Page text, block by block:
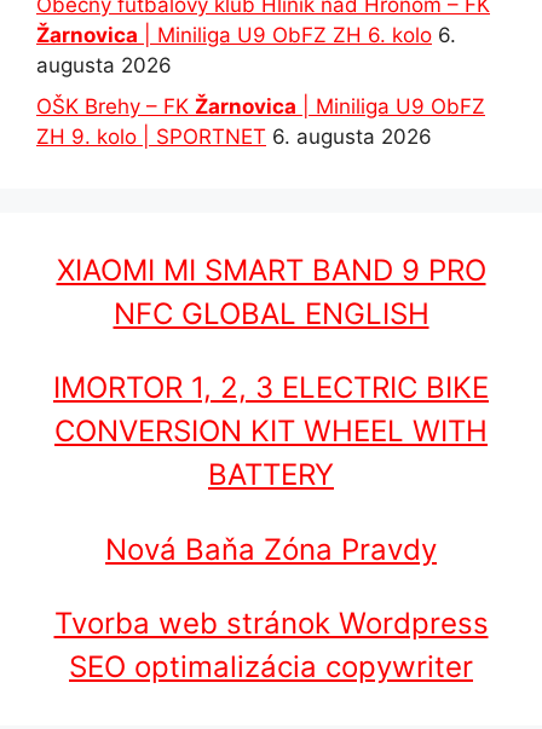
Obecný futbalový klub Hliník nad Hronom – FK
Žarnovica | Miniliga U9 ObFZ ZH 6. kolo 6.
augusta 2026
OŠK Brehy – FK Žarnovica | Miniliga U9 ObFZ
ZH 9. kolo | SPORTNET 6. augusta 2026
XIAOMI MI SMART BAND 9 PRO
NFC GLOBAL ENGLISH
IMORTOR 1, 2, 3 ELECTRIC BIKE
CONVERSION KIT WHEEL WITH
BATTERY
Nová Baňa Zóna Pravdy
Tvorba web stránok Wordpress
SEO optimalizácia copywriter